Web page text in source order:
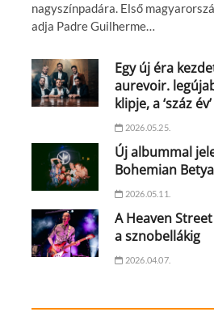
nagyszínpadára. Első
adja Padre Guilherme…
Egy új éra
aurevoir.
klipje, a ‘száz év’
2026.05.25.
Új albummal
Bohemian
2026.05.11.
A Heaven
a sznobellákig
2026.04.07.